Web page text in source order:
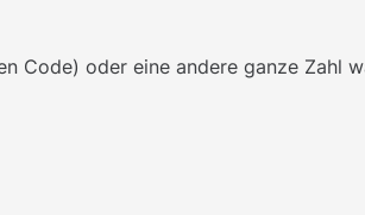
Code) oder eine andere ganze Zahl